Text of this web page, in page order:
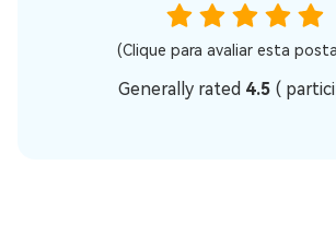
(Clique para avaliar esta
Generally rated 4.5 (